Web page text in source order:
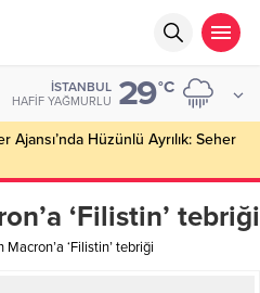
İSTANBUL
HAFIF YAĞMURLU 29°C
Ajansı’nda Hüzünlü Ayrılık: Seher
‘Filistin’ tebriği
Macron’a ‘Filistin’ tebriği